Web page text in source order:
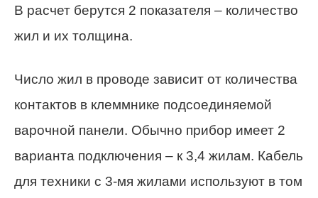
В расчет берутся 2 показателя – количество
жил и их толщина.
Число жил в проводе зависит от количества
контактов в клеммнике подсоединяемой
варочной панели. Обычно прибор имеет 2
варианта подключения – к 3,4 жилам. Кабель
для техники с 3-мя жилами используют в том